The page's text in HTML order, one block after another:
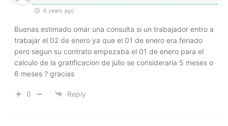
6 years ago
Buenas estimado omar una consulta si un trabajador entro a
trabajar el 02 de enero ya que el 01 de enero era feriado
pero segun su contrato empezaba el 01 de enero para el
calculo de la gratificacion de julio se consideraria 5 meses o
6 meses ? gracias
0 Reply